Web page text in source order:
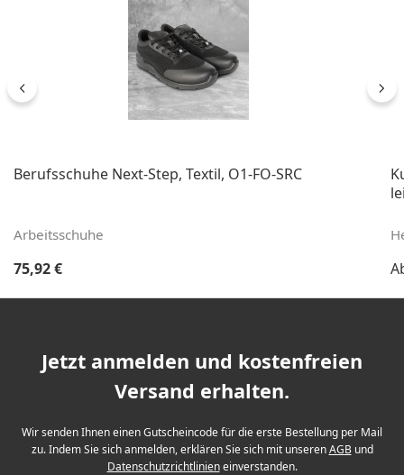
Berufsschuhe Next-Step, Textil, O1-FO-SRC
Arbeitsschuhe
Regulärer Preis:
75,92 €
Jetzt anmelden und kostenfreien
Versand erhalten.
Wir senden Ihnen einen Gutscheincode für die erste Bestellung per Mail
zu. Indem Sie sich anmelden, erklären Sie sich mit unserenAGBund
Datenschutzrichtlinieneinverstanden.